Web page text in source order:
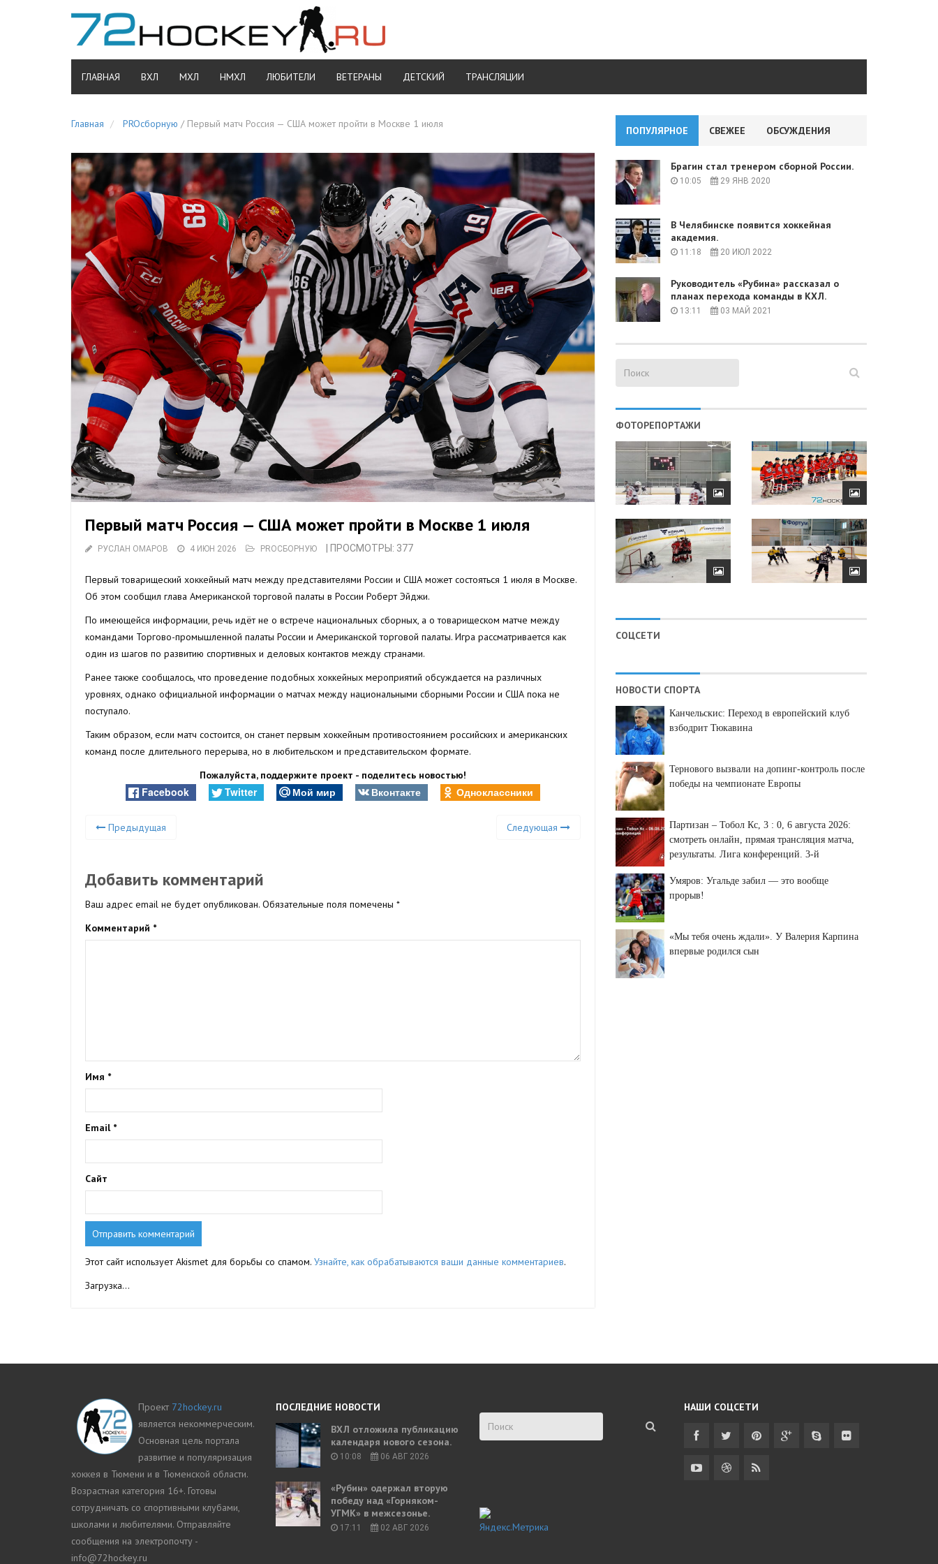
ГЛАВНАЯ ВХЛ МХЛ НМХЛ ЛЮБИТЕЛИ ВЕТЕРАНЫ ДЕТСКИЙ ТРАНСЛЯЦИИ
Главная PROсборную / Первый матч Россия — США может пройти в Москве 1 июля
Первый матч Россия — США может пройти в Москве 1 июля
РУСЛАН ОМАРОВ 4 ИЮН 2026 PROСБОРНУЮ | ПРОСМОТРЫ: 377
Первый товарищеский хоккейный матч между представителями России и США может состояться 1 июля в Москве.
Об этом сообщил глава Американской торговой палаты в России Роберт Эйджи.
По имеющейся информации, речь идёт не о встрече национальных сборных, а о товарищеском матче между
командами Торгово-промышленной палаты России и Американской торговой палаты. Игра рассматривается как
один из шагов по развитию спортивных и деловых контактов между странами.
Ранее также сообщалось, что проведение подобных хоккейных мероприятий обсуждается на различных
уровнях, однако официальной информации о матчах между национальными сборными России и США пока не
поступало.
Таким образом, если матч состоится, он станет первым хоккейным противостоянием российских и американских
команд после длительного перерыва, но в любительском и представительском формате.
Пожалуйста, поддержите проект - поделитесь новостью!
Facebook Twitter Мой мир Вконтакте Одноклассники
Предыдущая Следующая
Добавить комментарий
Ваш адрес email не будет опубликован. Обязательные поля помечены *
Комментарий *
Имя *
Email *
Сайт
Этот сайт использует Akismet для борьбы со спамом. Узнайте, как обрабатываются ваши данные комментариев.
Загрузка...
ПОПУЛЯРНОЕ СВЕЖЕЕ ОБСУЖДЕНИЯ
Брагин стал тренером сборной России.
10:05 29 ЯНВ 2020
В Челябинске появится хоккейная
академия.
11:18 20 ИЮЛ 2022
Руководитель «Рубина» рассказал о
планах перехода команды в КХЛ.
13:11 03 МАЙ 2021
ФОТОРЕПОРТАЖИ
СОЦСЕТИ
НОВОСТИ СПОРТА
Канчельскис: Переход в европейский клуб
взбодрит Тюкавина
Тернового вызвали на допинг-контроль после
победы на чемпионате Европы
Партизан – Тобол Кс, 3 : 0, 6 августа 2026:
смотреть онлайн, прямая трансляция матча,
результаты. Лига конференций. 3-й
Умяров: Угальде забил — это вообще
прорыв!
«Мы тебя очень ждали». У Валерия Карпина
впервые родился сын
Проект 72hockey.ru
является некоммерческим.
Основная цель портала
развитие и популяризация
хоккея в Тюмени и в Тюменской области.
Возрастная категория 16+. Готовы
сотрудничать со спортивными клубами,
школами и любителями. Отправляйте
сообщения на электропочту -
info@72hockey.ru
ПОСЛЕДНИЕ НОВОСТИ
ВХЛ отложила публикацию
календаря нового сезона.
10:08 06 АВГ 2026
«Рубин» одержал вторую
победу над «Горняком-
УГМК» в межсезонье.
17:11 02 АВГ 2026
НАШИ СОЦСЕТИ